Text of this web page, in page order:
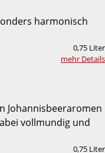
harmonisch
0,75 Liter
mehr Details
Johannisbeeraromen
vollmundig und
0,75 Liter